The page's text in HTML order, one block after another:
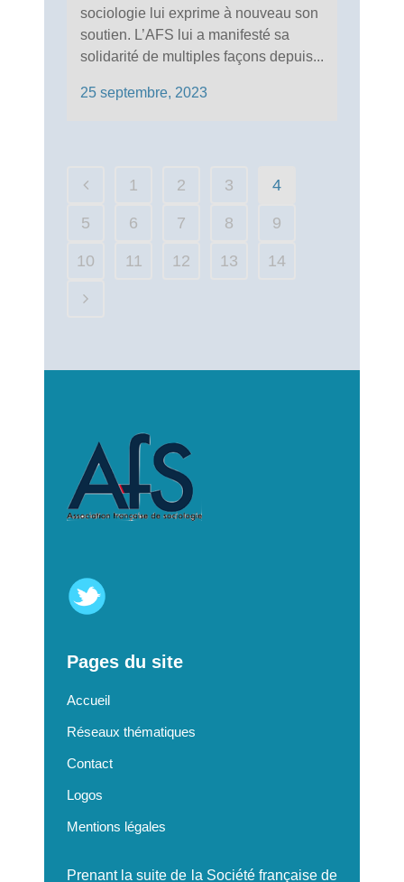
sociologie lui exprime à nouveau son
soutien. L’AFS lui a manifesté sa
solidarité de multiples façons depuis...
25 septembre, 2023
1 2 3 4
5 6 7 8 9
10 11 12 13 14
Pages du site
Accueil
Réseaux thématiques
Contact
Logos
Mentions légales
Prenant la suite de la Société française de